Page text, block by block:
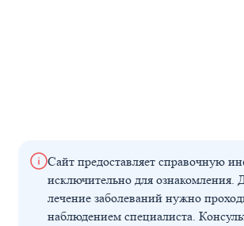
Сайт предоставляет справочную
исключительно для ознакомления.
лечение заболеваний нужно
наблюдением специалиста.